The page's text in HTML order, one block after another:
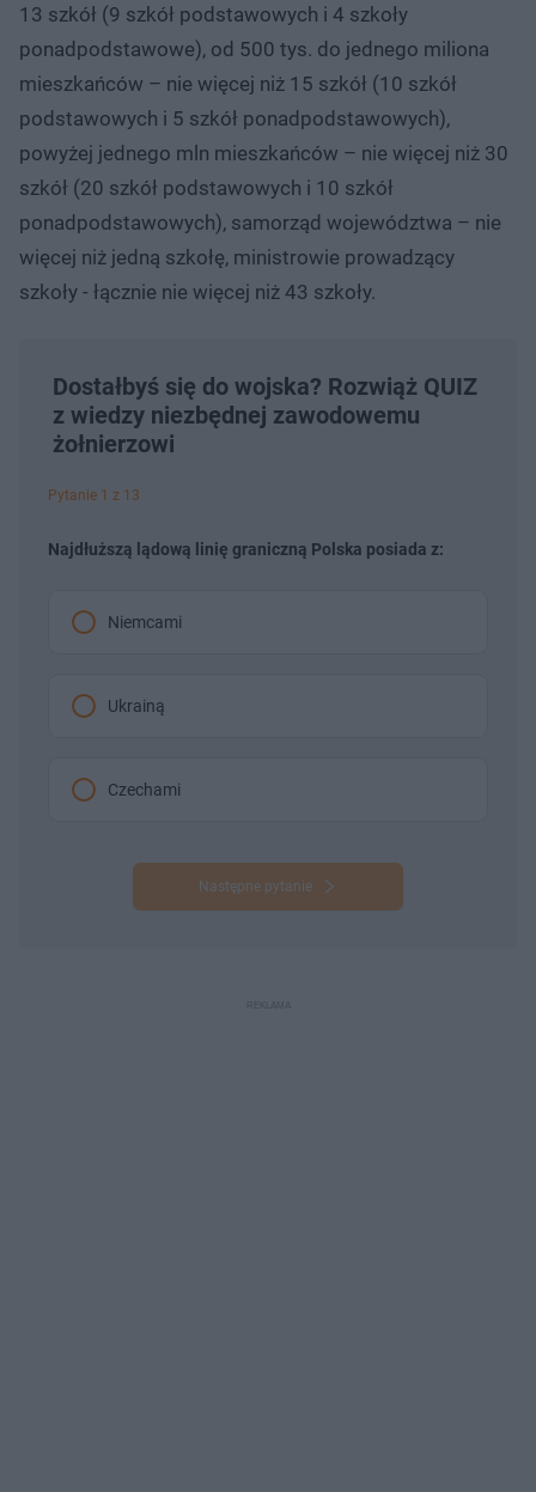
13 szkół (9 szkół podstawowych i 4 szkoły
ponadpodstawowe), od 500 tys. do jednego miliona
mieszkańców – nie więcej niż 15 szkół (10 szkół
podstawowych i 5 szkół ponadpodstawowych),
powyżej jednego mln mieszkańców – nie więcej niż 30
szkół (20 szkół podstawowych i 10 szkół
ponadpodstawowych), samorząd województwa – nie
więcej niż jedną szkołę, ministrowie prowadzący
szkoły - łącznie nie więcej niż 43 szkoły.
Dostałbyś się do wojska? Rozwiąż QUIZ
z wiedzy niezbędnej zawodowemu
żołnierzowi
Pytanie 1 z 13
Najdłuższą lądową linię graniczną Polska posiada z:
Niemcami
Ukrainą
Czechami
Następne pytanie